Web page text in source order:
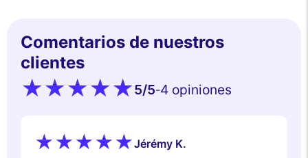
Comentarios de nuestros
clientes
5/5-4 opiniones
Jérémy K.